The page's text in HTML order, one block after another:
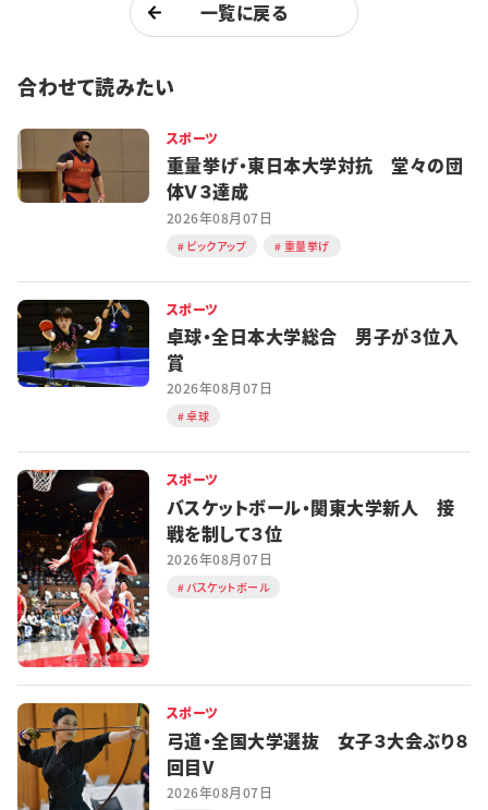
一覧に戻る
合わせて読みたい
スポーツ
重量挙げ・東日本大学対抗 堂々の団
体Ｖ３達成
2026年08月07日
ピックアップ 重量挙げ
スポーツ
卓球・全日本大学総合 男子が３位入
賞
2026年08月07日
卓球
スポーツ
バスケットボール・関東大学新人 接
戦を制して３位
2026年08月07日
バスケットボール
スポーツ
弓道・全国大学選抜 女子３大会ぶり８
回目V
2026年08月07日